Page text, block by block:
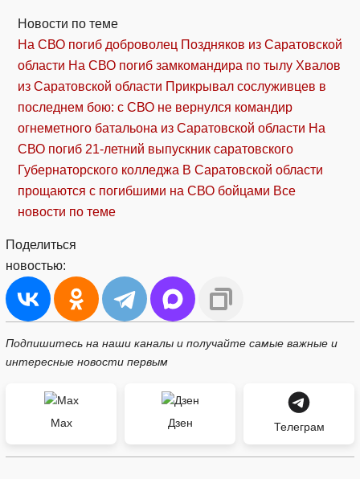
Новости по теме
На СВО погиб доброволец Поздняков из Саратовской
области На СВО погиб замкомандира по тылу Хвалов
из Саратовской области Прикрывал сослуживцев в
последнем бою: с СВО не вернулся командир
огнеметного батальона из Саратовской области На
СВО погиб 21-летний выпускник саратовского
Губернаторского колледжа В Саратовской области
прощаются с погибшими на СВО бойцами Все
новости по теме
Поделиться
новостью:
Подпишитесь на наши каналы и получайте самые важные и
интересные новости первым
Max Дзен Телеграм